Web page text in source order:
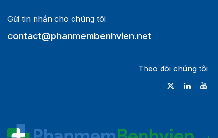
Gửi tin nhắn cho chúng tôi
contact@phanmembenhvien.net
Theo dõi chúng tôi